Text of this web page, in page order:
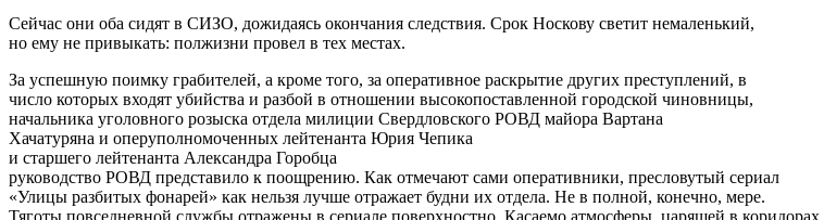
Сейчас они оба сидят в СИЗО, дожидаясь окончания следствия. Срок Носкову светит немаленький,
но ему не привыкать: полжизни провел в тех местах.
За успешную поимку грабителей, а кроме того, за оперативное раскрытие других преступлений, в
число которых входят убийства и разбой в отношении высокопоставленной городской чиновницы,
начальника уголовного розыска отдела милиции Свердловского РОВД майора Вартана
Хачатуряна и оперуполномоченных лейтенанта Юрия Чепика
и старшего лейтенанта Александра Горобца
руководство РОВД представило к поощрению. Как отмечают сами оперативники, пресловутый сериал
«Улицы разбитых фонарей» как нельзя лучше отражает будни их отдела. Не в полной, конечно, мере.
Тяготы повседневной службы отражены в сериале поверхностно. Касаемо атмосферы, царящей в коридорах